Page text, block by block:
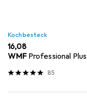
Kochbesteck
EUR
16,08
WMF Professional Plus
85